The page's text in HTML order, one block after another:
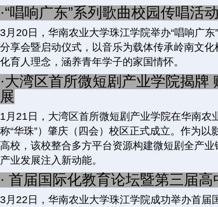
·“唱响广东”系列歌曲校园传唱活
3月20日，华南农业大学珠江学院举办“唱响广
分享会暨启动仪式，以音乐为载体传承岭南文
化育人理念，涵养青年学子的家国情怀。
·大湾区首所微短剧产业学院揭牌
展
1月21日，大湾区首所微短剧产业学院在华南农
称“华珠”）肇庆（四会）校区正式成立。作为以
高校，该校整合多方平台资源构建微短剧全产
产业发展注入新动能。
· 首届国际化教育论坛暨第三届
3月22日，华南农业大学珠江学院成功举办首届